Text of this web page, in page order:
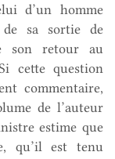
d’un homme
de sa sortie de
son retour au
cette question
commentaire,
de l’auteur
estime que
qu’il est tenu